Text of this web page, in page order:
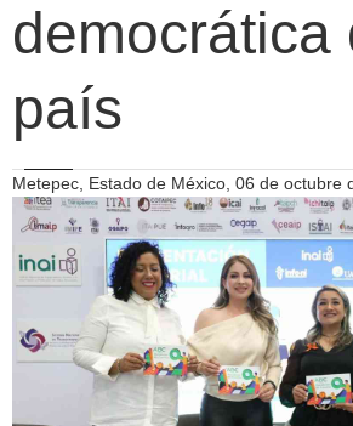
democrática
país
Metepec, Estado de México, 06 de octubre